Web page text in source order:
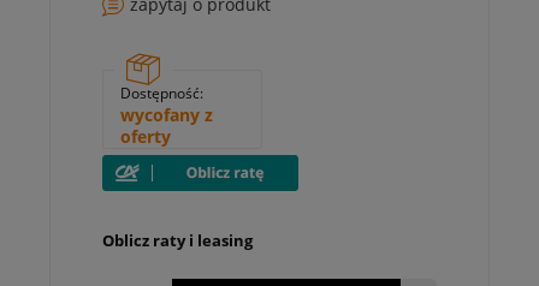
Dostępność:
wycofany z
oferty
Oblicz raty i leasing